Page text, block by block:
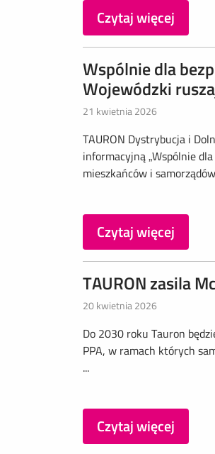
Czytaj więcej
Wspólnie dla
Wojewódzki
21 kwietnia 2026
TAURON Dystrybucja i
informacyjną „Wspólnie
mieszkańców i
Czytaj więcej
TAURON zasila
20 kwietnia 2026
Do 2030 roku Tauron
PPA, w ramach których
...
Czytaj więcej